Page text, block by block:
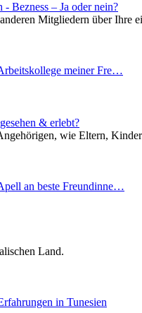
Bezness – Ja oder nein?
Mitgliedern über Ihre
meiner Fre…
& erlebt?
wie Eltern,
an beste Freundinne…
Land.
in Tunesien